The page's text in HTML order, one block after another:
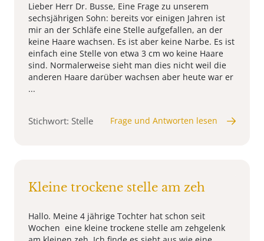
Lieber Herr Dr. Busse, Eine Frage zu unserem
sechsjährigen Sohn: bereits vor einigen Jahren ist
mir an der Schläfe eine Stelle aufgefallen, an der
keine Haare wachsen. Es ist aber keine Narbe. Es ist
einfach eine Stelle von etwa 3 cm wo keine Haare
sind. Normalerweise sieht man dies nicht weil die
anderen Haare darüber wachsen aber heute war er
...
Stichwort: Stelle Frage und Antworten lesen
Kleine trockene stelle am zeh
Hallo. Meine 4 jährige Tochter hat schon seit
Wochen eine kleine trockene stelle am zehgelenk